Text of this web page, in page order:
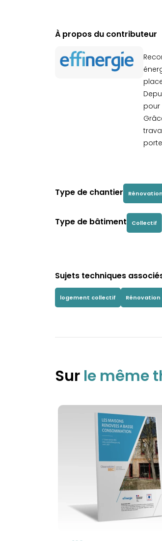
À propos du contributeur
pour
Type de chantier Rénovation
Type de bâtiment Collectif
Sujets techniques
logement collectif
Sur le même